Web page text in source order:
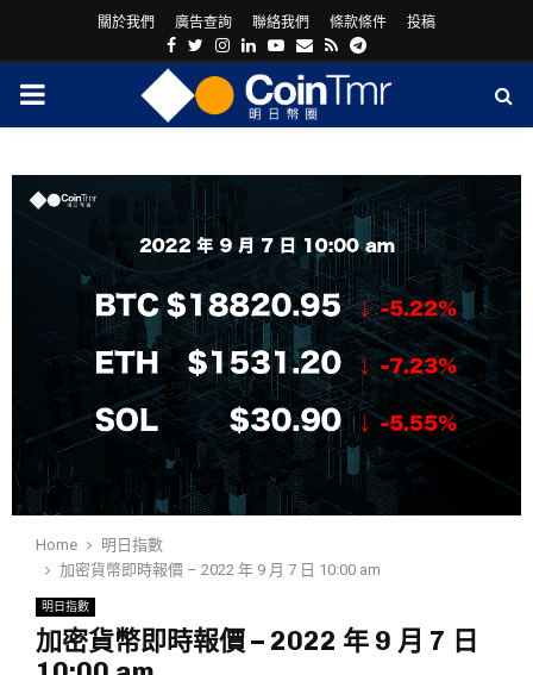
關於我們 廣告查詢 聯絡我們 條款條件 投稿
Facebook
Twitter
Instagram
LinkedinYoutube
Email
RssTelegram
PRIMARY
Home
明日指數
加密貨幣即時報價 – 2022 年 9 月 7 日 10:00 am
明日指數
加密貨幣即時報價 – 2022 年 9 月 7 日